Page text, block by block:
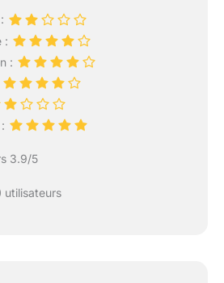
:
:
3.9/5
utilisateurs